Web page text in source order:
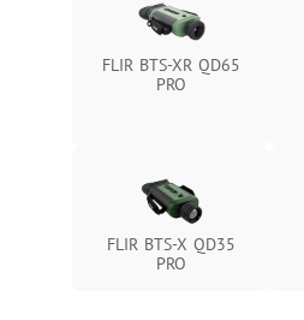
FLIR BTS-XR QD65
PRO
FLIR BTS-X QD35
PRO